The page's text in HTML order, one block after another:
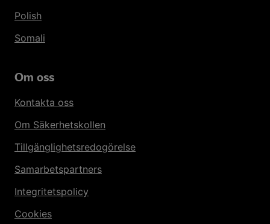
Polish
Somali
Om oss
Kontakta oss
Om Säkerhetskollen
Tillgänglighetsredogörelse
Samarbetspartners
Integritetspolicy
Cookies